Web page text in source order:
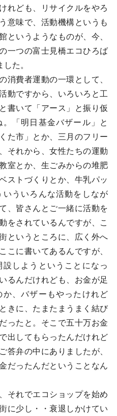
れども、リサイクルをやろ
意味で、活動機構というも
というようなものが、今、
一つの富士見橋エコひろば
た。
費者運動の一環として、
動ですから、いろいろと工
書いて「アース」と振り仮
「明日基金バザール」と
た市」とか、三月のフリー
それから、女性たちの運動
室とか、生ごみからの堆肥
ストづくりとか、牛乳パッ
ういろんな活動をしなが
、皆さんとご一緒に活動を
をされているんですが、こ
というところに、広く外へ
こに書いてあるんですが、
しようということになっ
るんだけれども、お金が足
、バザーもやったけれど
きに、たまたまうまく結び
ったと。そこで五十万お金
出してもらったんだけれど
答弁の中にありましたが、
だったんだということなん
それでエコショップを始め
に少し・・衰退しかけてい